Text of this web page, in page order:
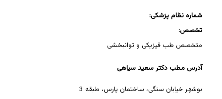
شماره نظام پزشکی:
تخصص:
متخصص طب فیزیکی و توانبخشی
آدرس مطب دکتر سعید سیاهی
بوشهر خیابان سنگی، ساختمان پارس، طبقه 3